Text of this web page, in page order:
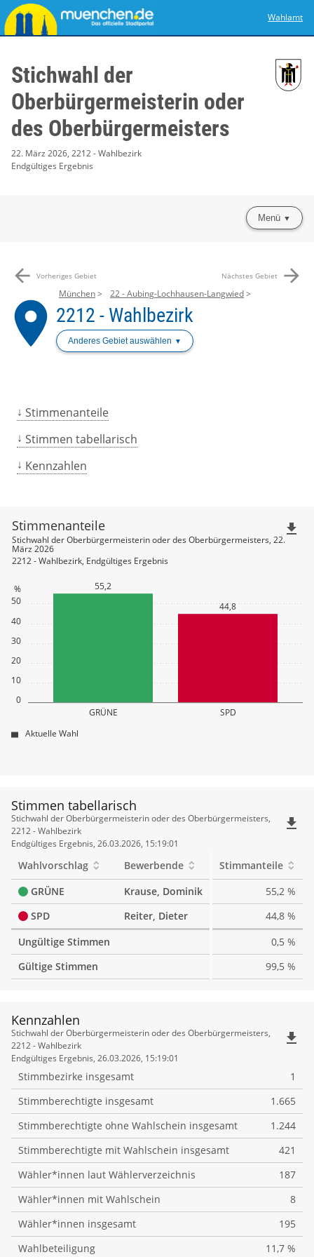
Wahlamt
Stichwahl der
Oberbürgermeisterin oder
des Oberbürgermeisters
22. März 2026, 2212 - Wahlbezirk
Endgültiges Ergebnis
Menü
arrow_back Vorheriges Gebiet Nächstes Gebiet arrow_forward
place
München 22 - Aubing-Lochhausen-Langwied
2212 - Wahlbezirk
Anderes Gebiet auswählen
Stimmenanteile
Stimmen tabellarisch
Kennzahlen
0
10
20
30
40
50
%
GRÜNE SPD
55,2
44,8
Stimmenanteile
Stichwahl der Oberbürgermeisterin oder des Oberbürgermeisters, 22.
März 2026
2212 - Wahlbezirk, Endgültiges Ergebnis
Aktuelle Wahl
file_download
Stimmen tabellarisch
Stimmen
tabellarisch
Stichwahl der Oberbürgermeisterin oder des Oberbürgermeisters,
2212 - Wahlbezirk
Endgültiges Ergebnis, 26.03.2026, 15:19:01
file_download
Wahlvorschlag Bewerbende
Stimmanteile
GRÜNE
Krause, Dominik
55,2 %
SPD
Reiter, Dieter
44,8 %
Ungültige Stimmen
0,5 %
Gültige Stimmen
99,5 %
Kennzahlen
Kennzahlen
Stichwahl der Oberbürgermeisterin oder des Oberbürgermeisters,
2212 - Wahlbezirk
Endgültiges Ergebnis, 26.03.2026, 15:19:01
file_download
Stimmbezirke insgesamt
1
Stimmberechtigte insgesamt
1.665
Stimmberechtigte ohne Wahlschein insgesamt
1.244
Stimmberechtigte mit Wahlschein insgesamt
421
Wähler*innen laut Wählerverzeichnis
187
Wähler*innen mit Wahlschein
8
Wähler*innen insgesamt
195
Wahlbeteiligung
11,7 %